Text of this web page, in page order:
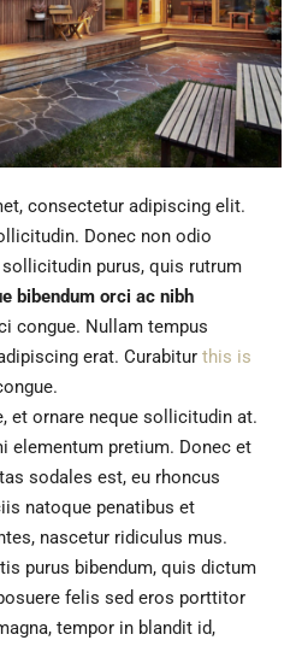
consectetur adipiscing elit.
Donec non odio
purus, quis rutrum
bibendum orci ac nibh
congue. Nullam tempus
erat. Curabitur this is
et ornare neque sollicitudin at.
elementum pretium. Donec et
sodales est, eu rhoncus
natoque penatibus et
nascetur ridiculus mus.
purus bibendum, quis dictum
felis sed eros porttitor
tempor in blandit id,